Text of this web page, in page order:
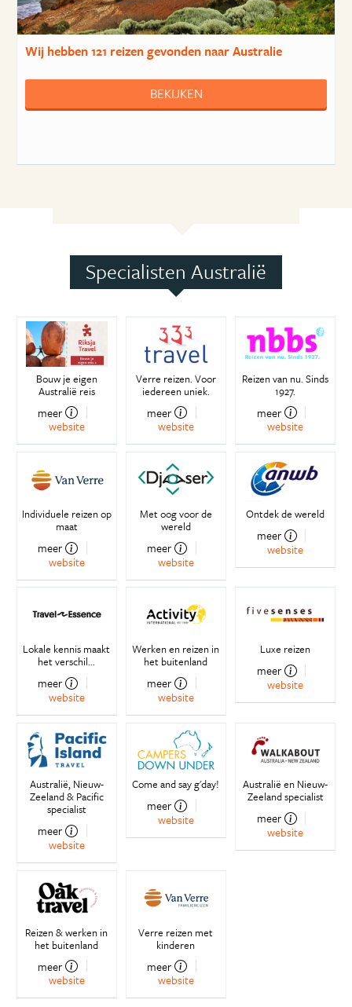
Wij hebben121 reizengevonden naar Australie
BEKIJKEN
Specialisten Australië
Bouw je eigen
Australië reis
meer
website
Verre reizen. Voor
iedereen uniek.
meer
website
Reizen van nu. Sinds
1927.
meer
website
Individuele reizen op
maat
meer
website
Met oog voor de
wereld
meer
website
Ontdek de wereld
meer
website
Lokale kennis maakt
het verschil...
meer
website
Werken en reizen in
het buitenland
meer
website
Luxe reizen
meer
website
Australië, Nieuw-
Zeeland & Pacific
specialist
meer
website
Come and say g'day!
meer
website
Australië en Nieuw-
Zeeland specialist
meer
website
Reizen & werken in
het buitenland
meer
website
Verre reizen met
kinderen
meer
website